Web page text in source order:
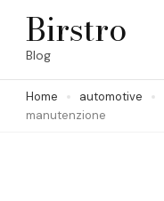
Skip
(Press
Birstro
Blog
Home automotive
manutenzione